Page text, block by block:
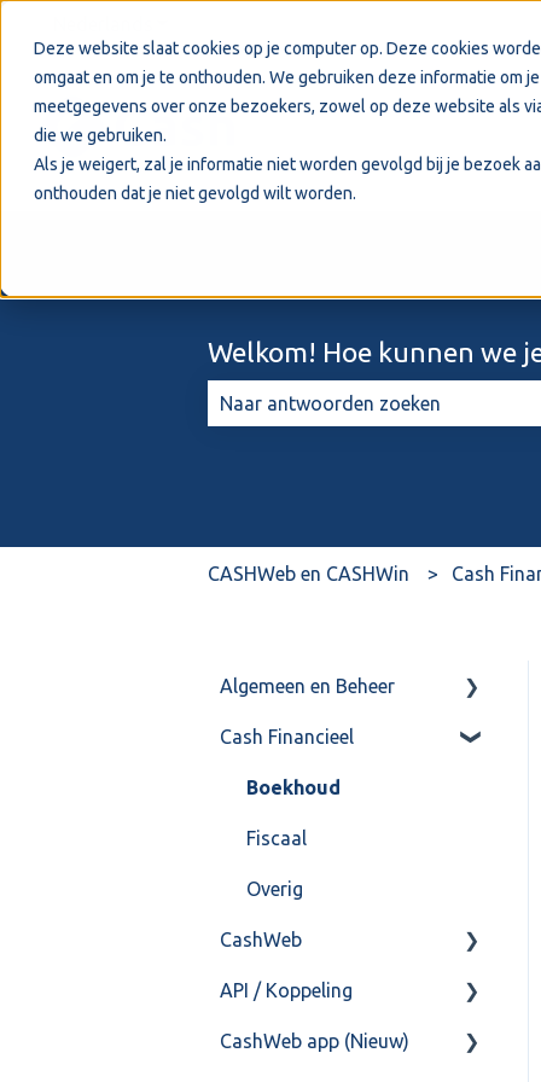
Deze website slaat cookies op je computer op. Deze cookies
omgaat en om je te onthouden. We gebruiken deze informatie om
meetgegevens over onze bezoekers, zowel op deze website als
die we gebruiken.
Als je weigert, zal je informatie niet worden gevolgd bij je bezoek
onthouden dat je niet gevolgd wilt worden.
Welkom! Hoe kunnen we
CASHWeb en CASHWin Cash
Algemeen en Beheer
Bank(koppeling)
Import/Export
Postbus
Training & Consultancy
Overig
Cash Financieel
Boekhoud
Fiscaal
Overig
CashWeb
CashHero Layout
Mailen vanuit CASHWeb
API / Koppeling
Algemeen
CashWeb app (Nieuw)